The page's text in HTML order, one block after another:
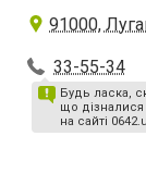
91000,
33-55-34
Будь ласка,
що
на сайті